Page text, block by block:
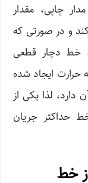
چاپی، مقدار
و در صورتی که
خط دچار قطعی
حرارت ایجاد شده
دارد، لذا یکی از
حداکثر جریان
خط